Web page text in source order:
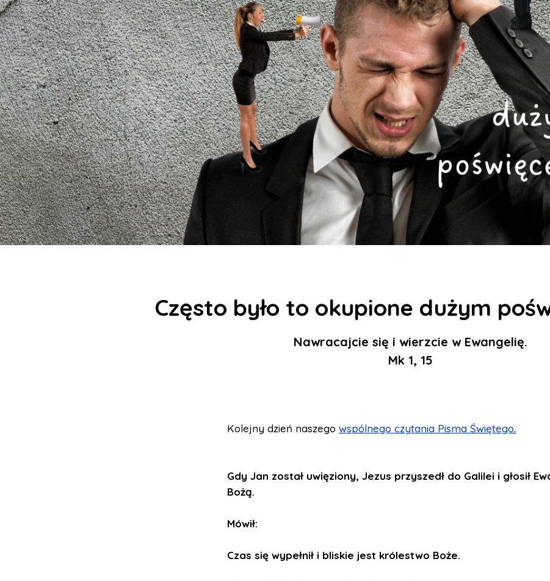
Często było to okupione dużym
Nawracajcie się i wierzcie w Ewangelię.
Mk 1, 15
Kolejny dzień naszego wspólnego czytania Pisma Świętego.
Gdy Jan został uwięziony, Jezus przyszedł do Galilei i głosił
Bożą.
Mówił:
Czas się wypełnił i bliskie jest królestwo Boże.